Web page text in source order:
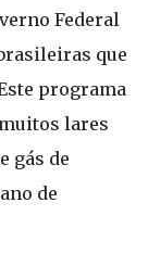
Federal
que
programa
lares
gás de
de